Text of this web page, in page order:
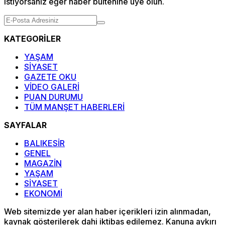
KATEGORİLER
YAŞAM
SİYASET
GAZETE OKU
VİDEO GALERİ
PUAN DURUMU
TÜM MANŞET HABERLERİ
SAYFALAR
BALIKESİR
GENEL
MAGAZİN
YAŞAM
SİYASET
EKONOMİ
Web sitemizde yer alan haber içerikleri izin alınmadan,
kaynak gösterilerek dahi iktibas edilemez. Kanuna aykırı